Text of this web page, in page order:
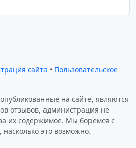
сайта • Пользовательское
на сайте, являются
отзывов, администрация не
их содержимое. Мы боремся с
это возможно.